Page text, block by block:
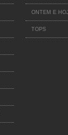
ONTEM E
TOPS